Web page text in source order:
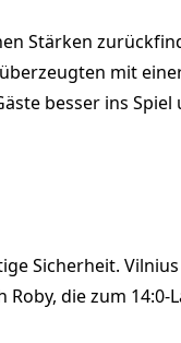
Stärken
mit
besser ins
Sicherheit.
die zum 14:0-